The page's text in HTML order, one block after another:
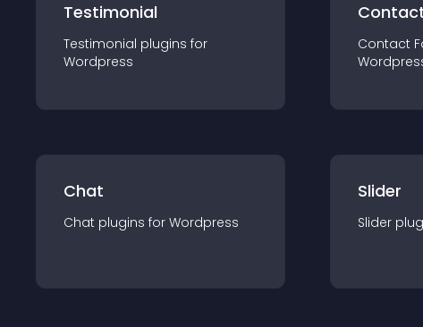
Testimonial
Testimonial plugins for
Wordpress
Contact
Chat
Chat plugins for Wordpress
Slider
Slider